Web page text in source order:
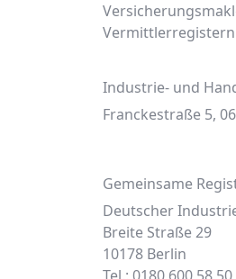
Industrie- und
Franckestraße 5,
Gemeinsame
Deutscher
Breite Straße 29
10178 Berlin